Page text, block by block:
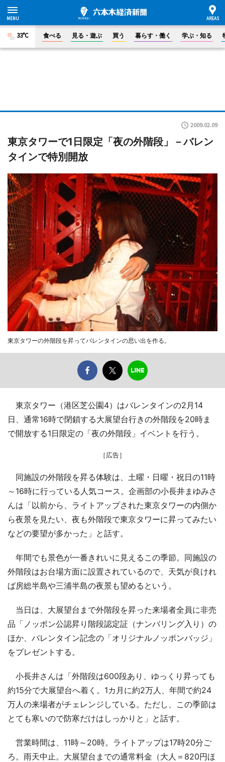
33°C 食べる 見る・遊ぶ 買う 暮らす・働く 学ぶ・知る
2009.02.09
東京タワーで1日限定「夜の外階段」－バレン
タインで特別開放
東京タワーの外階段を昇ってバレンタインの思い出を作る。
東京タワー（港区芝公園4）はバレンタインの2月14
日、通常16時で閉鎖する大展望台行きの外階段を20時ま
で開放する1日限定の「夜の外階段」イベントを行う。
［広告］
同施設の外階段を昇る体験は、土曜・日曜・祝日の11時
～16時に行っている人気コース。企画部の小長井まゆみさ
んは「以前から、ライトアップされた東京タワーの内側か
ら夜景を見たい、夜も外階段で東京タワーに昇ってみたい
などの要望が多かった」と話す。
年間でも景色が一番きれいに見えるこの季節。同施設の
外階段はお台場方面に設置されているので、天気が良けれ
ば房総半島や三浦半島の夜景も望めるという。
当日は、大展望台まで外階段を昇った来場者全員に非売
品「ノッポン公認昇り階段認定証（ナンバリング入り）の
ほか、バレンタイン記念の「オリジナルノッポンバッジ」
をプレゼントする。
小長井さんは「外階段は600段あり、ゆっくり昇っても
約15分で大展望台へ着く。1カ月に約2万人、年間で約24
万人の来場者がチェレンジしている。ただし、この季節は
とても寒いので防寒だけはしっかりと」と話す。
営業時間は、11時～20時。ライトアップは17時20分ご
ろ。雨天中止。大展望台までの通常料金（大人＝820円ほ